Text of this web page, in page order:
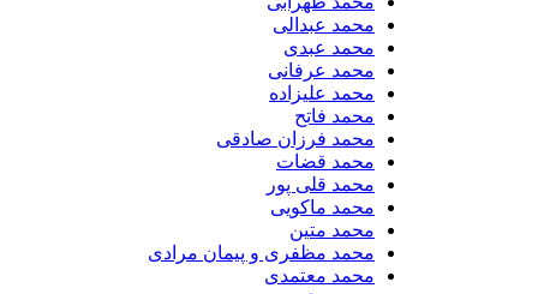
محمد عبدالی
محمد عبدی
محمد عرفانی
محمد علیزاده
محمد فاتح
محمد فرزان صادقی
محمد قضات
محمد قلی پور
محمد ماکویی
محمد متین
محمد مظفری و پیمان مرادی
محمد معتمدی